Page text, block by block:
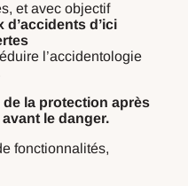
et avec objectif
d’ici
l’accidentologie
la protection après
le danger.
fonctionnalités,